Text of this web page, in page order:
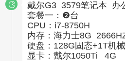
戴尔G3 3579笔记本 办
套餐一：❷台
CPU：i7-8750H
内存：海力士8G
硬盘：128G固态+1T机械
显卡：戴尔1050Ti 4G